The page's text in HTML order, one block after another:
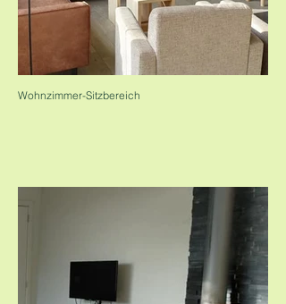
Wohnzimmer-Sitzbereich